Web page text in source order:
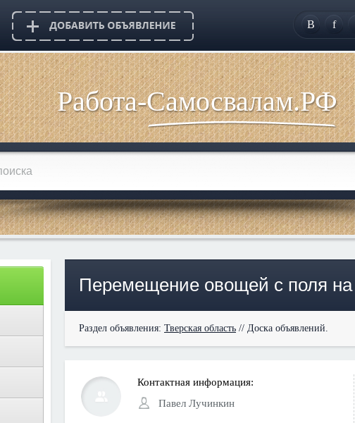
B f
Работа-Самосвалам.РФ
Перемещение овощей с поля на
Раздел объявления: Тверская область // Доска объявлений.
Контактная информация:
Павел Лучинкин